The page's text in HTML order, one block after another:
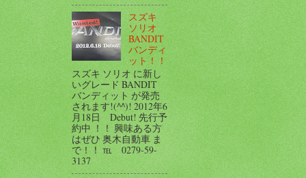
スズキ
ソリオ
BANDIT
バンディ
ット！！
スズキ ソリオ に新し
いグレード BANDIT
バンディット が発売
されます!(^^)! 2012年6
月18日 Debut! 先行予
約中 ！！ 興味ある方
はぜひ 奥木自動車 ま
で！！ ℡ 0279-59-
3137